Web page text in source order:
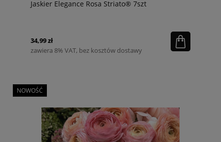
Jaskier Elegance Rosa Striato® 7szt
34,99 zł
zawiera 8% VAT, bez kosztów dostawy
NOWOŚĆ